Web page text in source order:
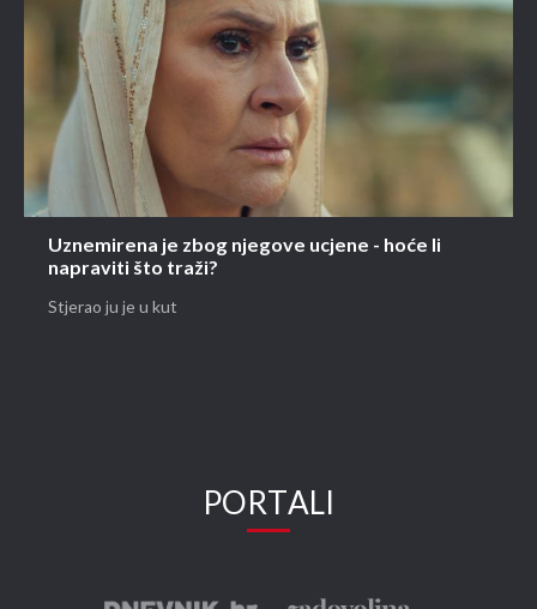
Uznemirena je zbog njegove ucjene - hoće li
napraviti što traži?
Stjerao ju je u kut
PORTALI